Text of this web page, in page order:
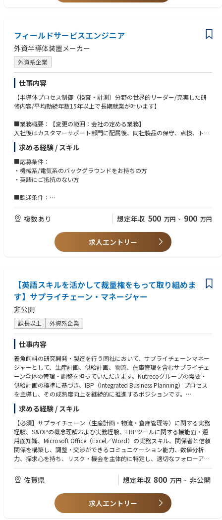
年間休日123日
・完全週休2日制
・月平均残業30時間程
・在宅制度、フレックス制度有り
・客先から直行直帰も可能
※立ち上げ作業中は土曜日に出勤いただくこともございます。
基本は振替休日を取得いただきますが、状況に応じて休日出勤となる場合
もございます。
※設置作業時は2週間～2か月間の出張が発生することもございます。
■教育体制：
同社オリジナルの研修制度を設けているため確実なスキルアップが可能、
未経験でも安心して就業することがでます。入社後6か月間の間に1～3か
月間、横浜本社やアメリカ本社等での技術研修を実施。技術習得状況によ
って資格レベルを設定し、充実した教育制度を整えています。
◇高い技術力：微細化が進む半導体業界の進化を支える検査・計測技術で
世界をリードし、売上高127.5億米ドルの約11％（約14億米ドル）を継続
的に研究開発へ投資しています。
◇幅広い顧客基盤による安定性：KLAの検査・計測装置はその品質の高さ
から、半導体デバイスメーカーはもちろん、競合の製造装置メーカーやウ
ェハーなどの部材メーカーからも必要とされており、顧客層の広さが安定
した事業基盤につながっています。
専門性と自主性を尊重する風土があります。
◇チームワーク重視：多様なバックグラウンドを持つメンバーが協力し合
い、課題解決に取り組む文化があります。
◇成長支援：最新技術の習得やキャリアアップを積極的に支援し、自己成
長を促す環境が整っています。
◇グローバル志向：世界各地の拠点や顧客と連携し、多様な文化や価値観
を尊重しながら働ける環境です。
◇顧客志向：顧客満足度向上を最優先に考え、技術力とコミュニケーショ
ン力を活かして信頼関係を築くことを重視しています。
■その他：
・全従業員数15,000名以上（日本国内）530名
フィールドサービスエンジニア
外資半導体装置メーカー
外資系企業
仕事内容
【半導体プロセス制御（検査・計測）分野の世界的リーダー/充実した研
修内容/平均勤続年数15年以上で長期就業が叶います】
■業務概要：【変更の範囲：会社の定める業務】
入社後はカスタマーサポート部門に配属後、同社製品の保守、点検、トラ
ブル改善業務をお任せいたします。
詳細は以下の通りです。
・お客様サイトでの半導体検査装置の立ち上げ、保守業務
・見積もり提出等における準備、顧客対応
・顧客との定例会、打ち合わせ
■仕事の面白さ：
一見、難解に思える領域ですが、その本質は「最先端科学を駆使した、最
高峰のロジカルシンキング」にあります。
・目に見えないバグを特定するプロセス
■働き方：
・年間休日123日
・完全週休2日制
・月平均残業時間は20時間程度（入社当初は10時間程度）
また、月1回程自宅にて電話対応を行う休日待機がございます。客先以外
はリモートワーク可能ですので、午前中リモートワーク/午後から客先に
直行するような働き方も可能です。
■教育体制：
同社オリジナルの研修制度を設けているため確実なスキルアップが可能、
未経験でも安心して就業することがでます。2、3週間程度の海外研修があ
り、デモ機を使用して機械の構造やメンテナンスの方法を基礎から学びま
す。その後部門に配属され、定期メンテナンスや簡単なトラブルシューテ
ィングから担当します。
※直近ではWEB研修を充実させるなど、トレーニングに力を入れておりま
す。
■キャリアパス：
当ポジションを極めてマネージャーになる場合や、チーム内で解決できな
い問題を本社に掛け合うテクニカルサポート部門、またアプリケーション
エンジニアへ進む社員もいます。
■企業の魅力：
世界をリードし、売上高127.5億米ドルの約11％（約14億米ドル）を継続
的に研究開発へ投資しています。
求める経験 / スキル
■応募条件：
・機械系/電気系のバックグラウンドをお持ちの方
・英語にご抵抗のない方
■歓迎条件：
・半導体業界でのご経験
複数あり 想定年収 500 万円 ~ 900 万円
求人エントリー
【英語スキルを活かして裁量権をもって取り組めま
す】サプライチェーン・マネージャー
非公開
課長以上 外資系企業
仕事内容
養魚飼料の研究開発・製造を行う同社において、サプライチェーンマネー
ジャーとして、生産計画、供給計画、物流、在庫管理を含むサプライチェ
ーン全体の管理・調整を担っていただきます。Nutrecoグループの需要・
供給計画の標準に基づき、IBP（Integrated Business Planning）プロセス
を主導し、その成熟度向上を継続的に推進するポジションです。
〈詳細〉
需要＆供給戦略および計画の立案・実行／IBP（統合型ビジネス・サプラ
イ計画）プロセスおよび月次サイクルを主導／生産・供給・在庫計画の管
理／在庫およびWorking capitalの管理・最適化／KPI管理および継続的改
善の推進／SCMチームの育成・マネジメントおよびリーダーシップの発揮
／品質・HSE（健康・安全・環境）に関するコンプライアンスの遵守
求める経験 / スキル
【必須】サプライチェーン（生産計画・物流・倉庫管理等）に関する実務
経験、S&OPの概念理解および実務経験、ERPツールに関する機能面・運
用面知識、Microsoft Office（Excel／Word）の実務スキル、関係者と信頼
関係を構築し、調整・交渉ができるコミュニケーション能力、数値分析
力、探求心を持ち、リスク・機会を主体的に特定し、適切なフォローアッ
プを行う能力、SCMチームのマネジメント経験
【歓迎】カスタマーサービス・物流・営業いずれかの業務経験、Infor M3
の知識をお持ちの方
佐賀県 想定年収 800 万円 ~ 非公開
求人エントリー